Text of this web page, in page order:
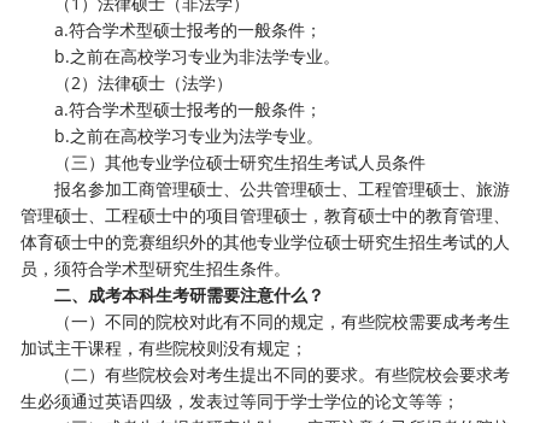
a.符合学术型硕士报考的一般条件；
b.之前在高校学习专业为非法学专业。
（2）法律硕士（法学）
a.符合学术型硕士报考的一般条件；
b.之前在高校学习专业为法学专业。
（三）其他专业学位硕士研究生招生考试人员条件
报名参加工商管理硕士、公共管理硕士、工程管理硕士、旅游
管理硕士、工程硕士中的项目管理硕士，教育硕士中的教育管理、
体育硕士中的竞赛组织外的其他专业学位硕士研究生招生考试的人
员，须符合学术型研究生招生条件。
二、成考本科生考研需要注意什么？
（一）不同的院校对此有不同的规定，有些院校需要成考考生
加试主干课程，有些院校则没有规定；
（二）有些院校会对考生提出不同的要求。有些院校会要求考
生必须通过英语四级，发表过等同于学士学位的论文等等；